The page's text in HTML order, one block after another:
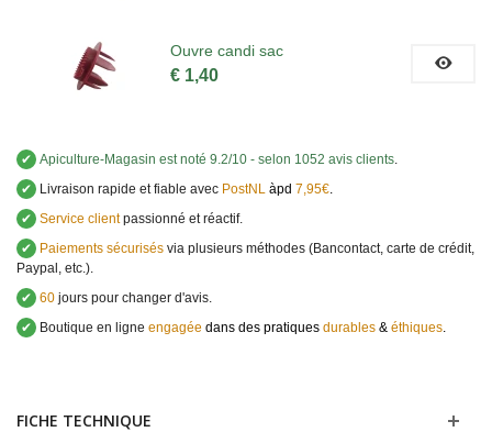
Ouvre candi sac
€ 1,40
✔ Apiculture-Magasin est noté 9.2/10 - selon 1052 avis clients
✔
Livraison rapide et fiable avec PostNL àpd 7,95€
✔ Service clientpassionné et réactif.
✔
Paiements sécurisés via plusieurs méthodes (Bancontact, carte de crédit,
Paypal, etc.).
✔ 60 jours pour changer d'avis.
✔
Boutique en ligne engagée dans des pratiques durables & éthiques
FICHE TECHNIQUE